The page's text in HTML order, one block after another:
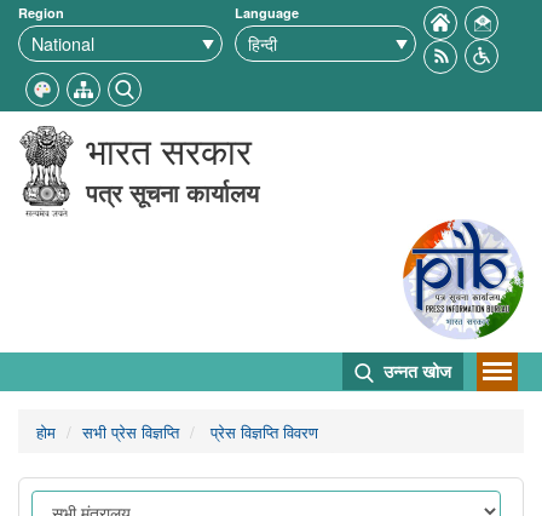
Region Language
भारत सरकार
पत्र सूचना कार्यालय
उन्नत खोज
होम सभी प्रेस विज्ञप्ति प्रेस विज्ञप्ति विवरण